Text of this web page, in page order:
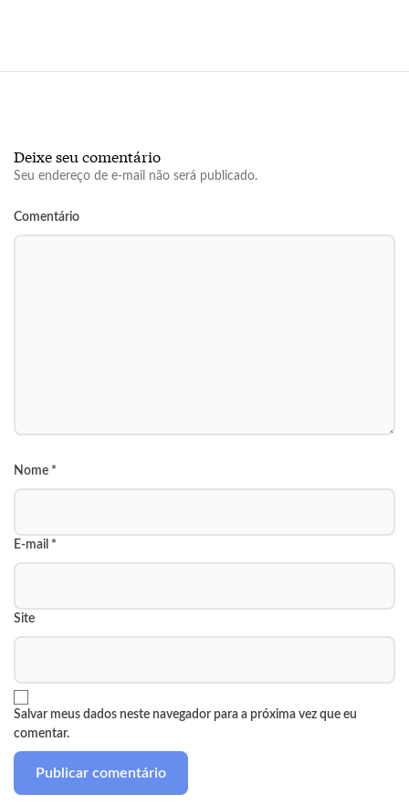
Deixe seu comentário
Seu endereço de e-mail não será publicado.
Comentário
Nome *
E-mail *
Site
Salvar meus dados neste navegador para a próxima vez que eu
comentar.